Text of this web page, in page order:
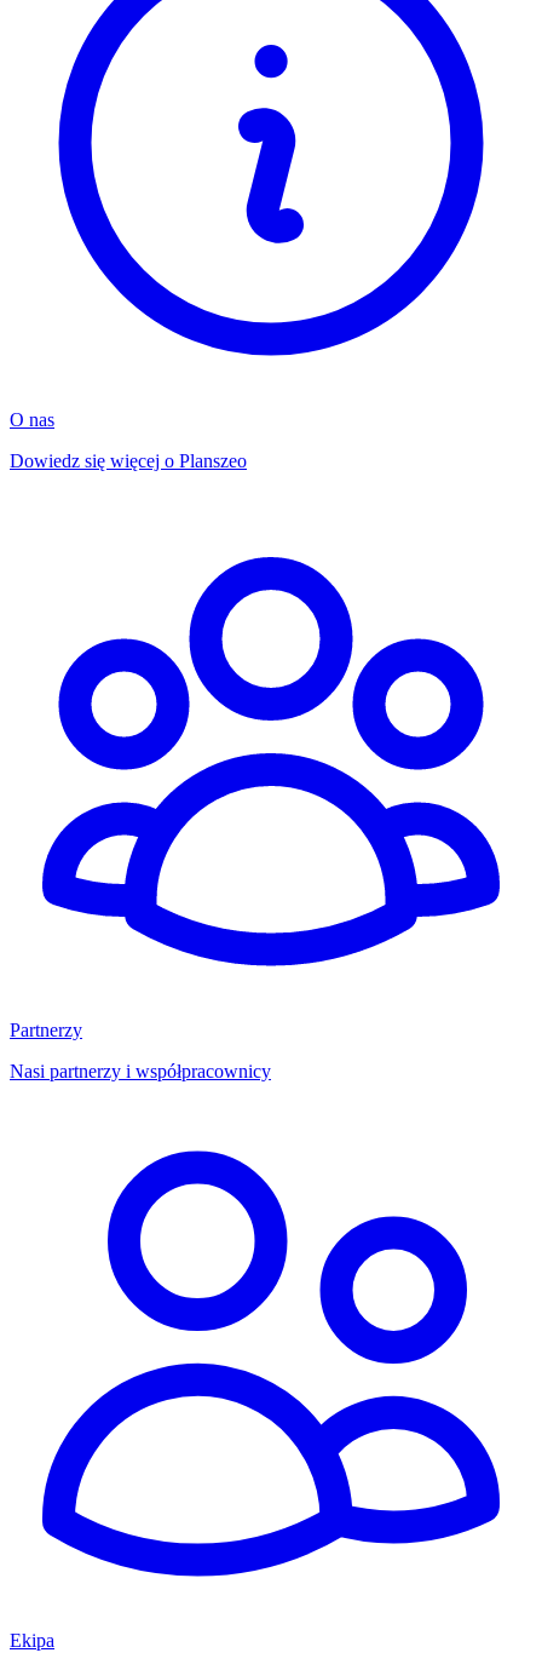
O nas
Dowiedz się więcej o Planszeo
Partnerzy
Nasi partnerzy i współpracownicy
Ekipa